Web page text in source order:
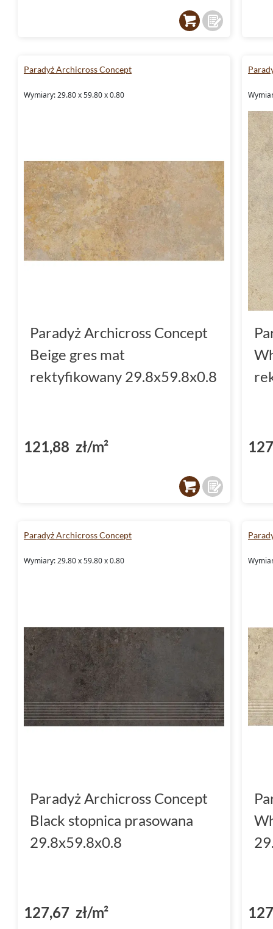
Paradyż Archicross Concept
Wymiary: 29.80 x 59.80 x 0.80
Paradyż Archicross Concept
Beige gres mat
rektyfikowany 29.8x59.8x0.8
121,88 zł/m²
Paradyż Archicross Concept
Wymiary: 29.80 x 59.80 x 0.80
Paradyż Archicross Concept
Black stopnica prasowana
29.8x59.8x0.8
127,67 zł/m²